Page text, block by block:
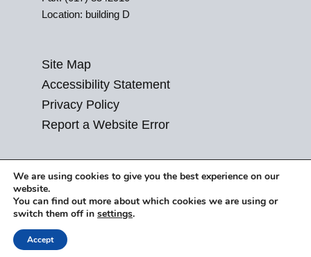
Location: building D
Site Map
Accessibility Statement
Privacy Policy
Report a Website Error
We are using cookies to give you the best experience on our
website.
You can find out more about which cookies we are using or
switch them off in settings.
Accept